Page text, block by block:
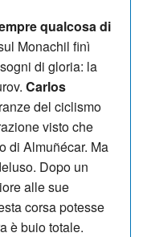
qualcosa di
Monachil finì
di gloria: la
Carlos
del ciclismo
visto che
di Almuñécar. Ma
Dopo un
alle sue
corsa potesse
è buio totale.